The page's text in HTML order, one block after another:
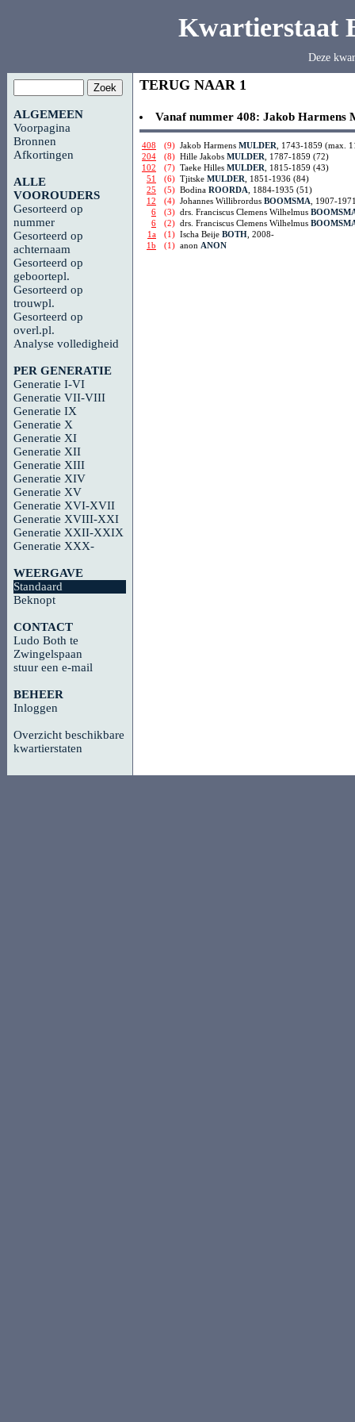
Kwartierstaat
Deze
ALGEMEEN
Voorpagina
Bronnen
Afkortingen
ALLE
VOOROUDERS
Gesorteerd op
nummer
Gesorteerd op
achternaam
Gesorteerd op
geboortepl.
Gesorteerd op
trouwpl.
Gesorteerd op
overl.pl.
Analyse volledigheid
PER GENERATIE
Generatie I-VI
Generatie VII-VIII
Generatie IX
Generatie X
Generatie XI
Generatie XII
Generatie XIII
Generatie XIV
Generatie XV
Generatie XVI-XVII
Generatie XVIII-XXI
Generatie XXII-XXIX
Generatie XXX-
WEERGAVE
Standaard
Beknopt
CONTACT
Ludo Both te
Zwingelspaan
stuur een e-mail
BEHEER
Inloggen
Overzicht beschikbare
kwartierstaten
TERUG NAAR 1
Vanaf nummer 408: Jakob Harmens
408 (9) Jakob Harmens MULDER , 1743-1859 (max.
204
(8) Hille Jakobs MULDER , 1787-1859 (72)
102
(7) Taeke Hilles MULDER , 1815-1859 (43)
51
(6) Tjitske MULDER , 1851-1936 (84)
25
(5) Bodina ROORDA , 1884-1935 (51)
12
(4) Johannes Willibrordus BOOMSMA , 1907-
6
(3) drs. Franciscus Clemens Wilhelmus
6
(2) drs. Franciscus Clemens Wilhelmus
1a
(1) Ischa Beije BOTH , 2008-
1b
(1) anon ANON